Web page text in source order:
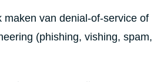
maken van denial-of-service of
(phishing, vishing, spam,